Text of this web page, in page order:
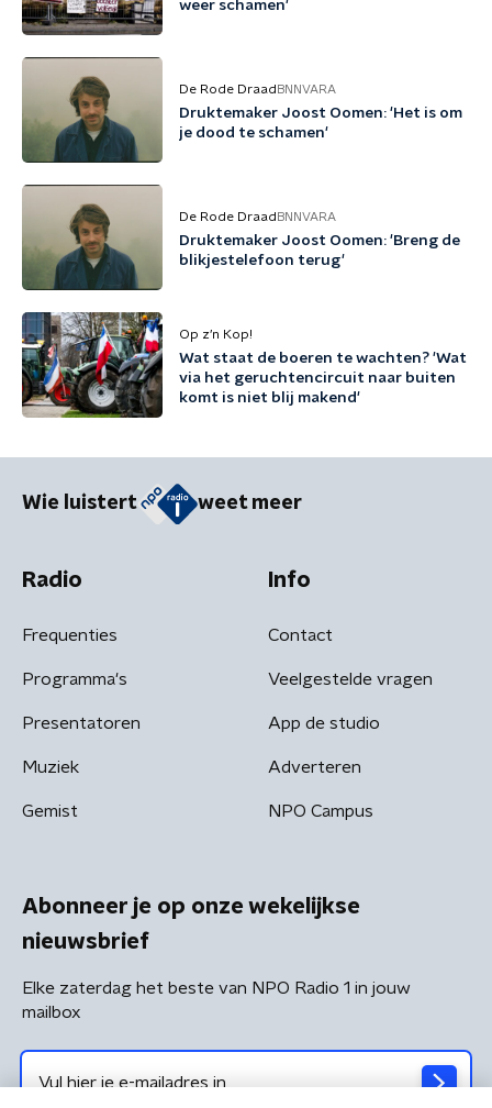
weer schamen'
De Rode Draad BNNVARA
Druktemaker Joost Oomen: 'Het is om
je dood te schamen'
De Rode Draad BNNVARA
Druktemaker Joost Oomen: 'Breng de
blikjestelefoon terug'
Op z’n Kop!
Wat staat de boeren te wachten? 'Wat
via het geruchtencircuit naar buiten
komt is niet blij makend'
Wie luistert weet meer
Radio
Frequenties
Programma's
Presentatoren
Muziek
Gemist
Info
Contact
Veelgestelde vragen
App de studio
Adverteren
NPO Campus
Abonneer je op onze wekelijkse
nieuwsbrief
Elke zaterdag het beste van NPO Radio 1 in jouw
mailbox